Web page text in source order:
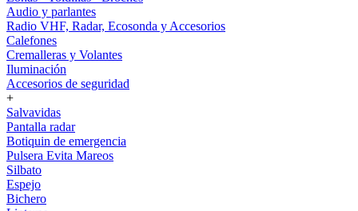
Audio y parlantes
Radio VHF, Radar, Ecosonda y Accesorios
Calefones
Cremalleras y Volantes
Iluminación
Accesorios de seguridad
+
Salvavidas
Pantalla radar
Botiquin de emergencia
Pulsera Evita Mareos
Silbato
Espejo
Bichero